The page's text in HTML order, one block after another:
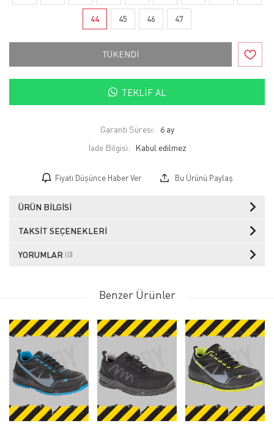
44 45 46 47
TÜKENDİ
TEKLIF AL
Garanti Süresi: 6 ay
İade Bilgisi:
Fiyatı Düşünce Haber Ver Bu Ürünü Paylaş
ÜRÜN BILGISI
TAKSIT SEÇENEKLERI
YORUMLAR (0)
Benzer Ürünler